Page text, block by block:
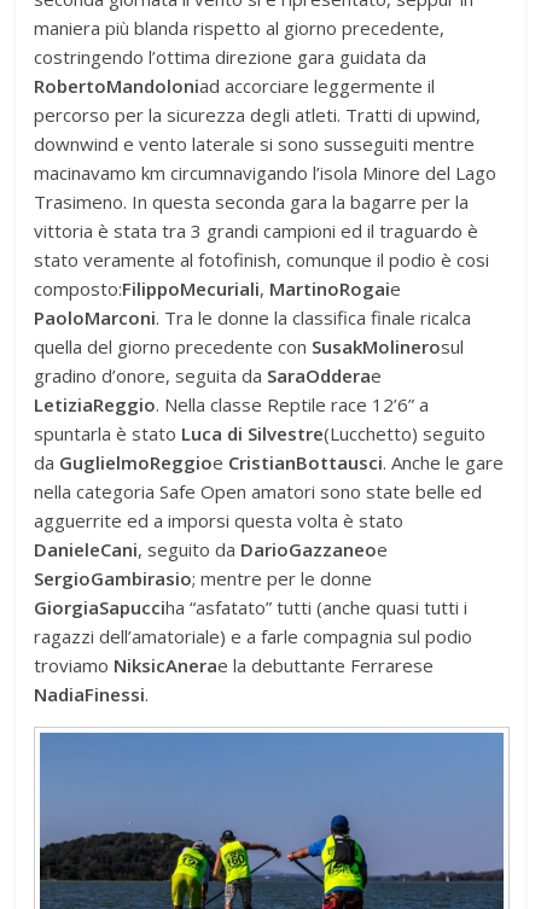
maniera più blanda rispetto al giorno precedente,
costringendo l’ottima direzione gara guidata da
RobertoMandoloniad accorciare leggermente il
percorso per la sicurezza degli atleti. Tratti di upwind,
downwind e vento laterale si sono susseguiti mentre
macinavamo km circumnavigando l’isola Minore del Lago
Trasimeno. In questa seconda gara la bagarre per la
vittoria è stata tra 3 grandi campioni ed il traguardo è
stato veramente al fotofinish, comunque il podio è cosi
composto:FilippoMecuriali, MartinoRogaie
PaoloMarconi. Tra le donne la classifica finale ricalca
quella del giorno precedente con SusakMolinerosul
gradino d’onore, seguita da SaraOdderae
LetiziaReggio. Nella classe Reptile race 12’6” a
spuntarla è stato Luca di Silvestre(Lucchetto) seguito
da GuglielmoReggioe CristianBottausci. Anche le gare
nella categoria Safe Open amatori sono state belle ed
agguerrite ed a imporsi questa volta è stato
DanieleCani, seguito da DarioGazzaneoe
SergioGambirasio; mentre per le donne
GiorgiaSapucciha “asfatato” tutti (anche quasi tutti i
ragazzi dell’amatoriale) e a farle compagnia sul podio
troviamo NiksicAnerae la debuttante Ferrarese
NadiaFinessi.